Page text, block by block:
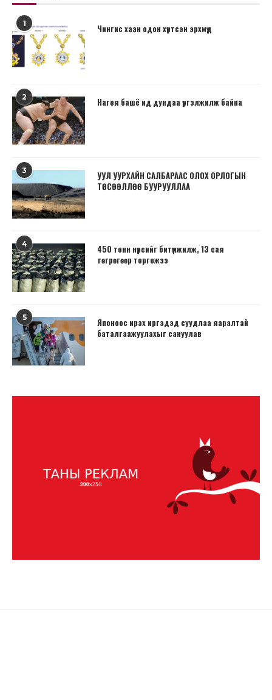
1 Чингис хаан одон хүртсэн эрхмүүд
2 Нагоя башё ид дундаа үргэлжилж байна
3
УУЛ УУРХАЙН САЛБАРААС ОЛОХ ОРЛОГЫН
ТӨСӨӨЛЛӨӨ БУУРУУЛЛАА
4
450 тонн нүүрсийг битүүмжилж, 13 сая
төгрөгөөр торгожээ
5
Японоос ирэх иргэдэд суудлаа яаралтай
баталгаажуулахыг сануулав